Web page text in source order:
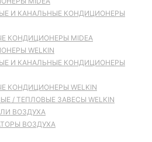
И КАНАЛЬНЫЕ КОНДИЦИОНЕРЫ
КОНДИЦИОНЕРЫ MIDEA
WELKIN
И КАНАЛЬНЫЕ КОНДИЦИОНЕРЫ
КОНДИЦИОНЕРЫ WELKIN
/ ТЕПЛОВЫЕ ЗАВЕСЫ WELKIN
ВОЗДУХА
ВОЗДУХА